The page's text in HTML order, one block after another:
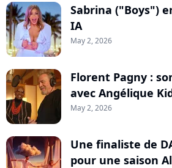
Sabrina ("Boys")
IA
May 2, 2026
Florent Pagny :
avec Angélique
May 2, 2026
Une finaliste de
pour une saison